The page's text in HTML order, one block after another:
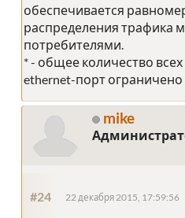
обеспечивается
распределения трафика
потребителями.
* - общее количество
ethernet-порт ограничено
mike
#24 22 декабря 2015, 17:59:56